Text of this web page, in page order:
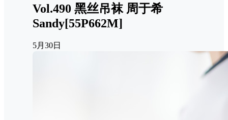
Vol.490 黑丝吊袜 周于希
Sandy[55P662M]
5月30日